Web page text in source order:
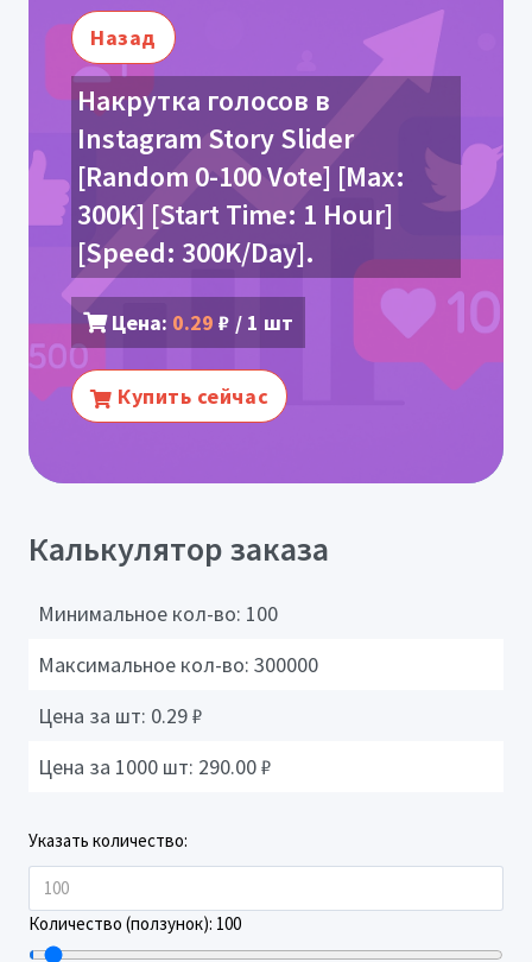
Назад
Накрутка голосов в
Instagram Story Slider
[Random 0-100 Vote] [Max:
300K] [Start Time: 1 Hour]
[Speed: 300K/Day].
Цена: 0.29 ₽ / 1 шт
Купить сейчас
Калькулятор заказа
Минимальное кол-во: 100
Максимальное кол-во: 300000
Цена за шт: 0.29₽
Цена за 1000 шт: 290.00₽
Указать количество:
Количество (ползунок): 100